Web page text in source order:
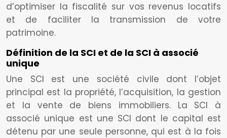
d’optimiser la fiscalité sur vos revenus locatifs
et de faciliter la transmission de votre
patrimoine.
Définition de la SCI et de la SCI à associé
unique
Une SCI est une société civile dont l’objet
principal est la propriété, l’acquisition, la gestion
et la vente de biens immobiliers. La SCI à
associé unique est une SCI dont le capital est
détenu par une seule personne, qui est à la fois